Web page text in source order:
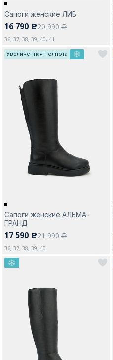
Сапоги женские ЛИВ
16 790 c20 990a
36, 37, 38, 39, 40, 41
Увеличенная полнота
Сапоги женские АЛЬМА-
ГРАНД
17 590 c21 990a
36, 37, 38, 39, 40